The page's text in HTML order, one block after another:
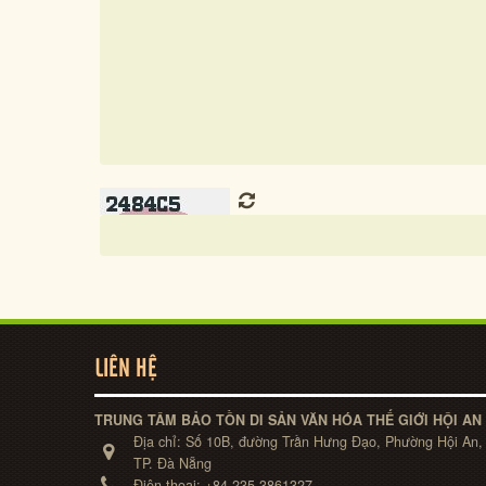
LIÊN HỆ
TRUNG TÂM BẢO TỒN DI SẢN VĂN HÓA THẾ GIỚI HỘI AN
Địa chỉ: Số 10B, đường Trần Hưng Đạo, Phường Hội An,
TP. Đà Nẵng